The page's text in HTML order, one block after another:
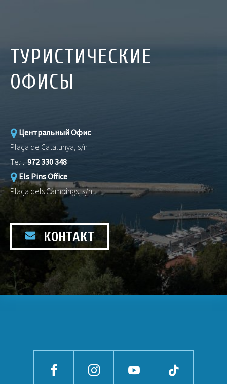
ТУРИСТИЧЕСКИЕ
ОФИСЫ
Центральный Офис
Plaça de Catalunya, s/n
Тел.:972 330 348
Els Pins Office
Plaça dels Càmpings, s/n
КОНТАКТ